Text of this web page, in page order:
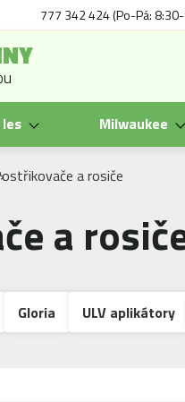
777 342 424 (Po-Pá:
Milwaukee
a rosiče
a
Gloria ULV aplikátory